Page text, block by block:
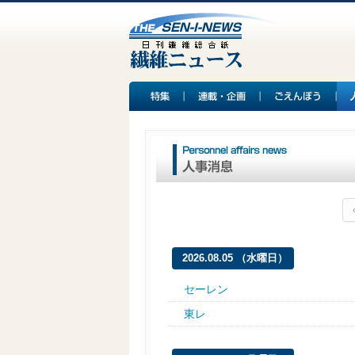
2026.08.05 （水曜日）
セーレン
東レ